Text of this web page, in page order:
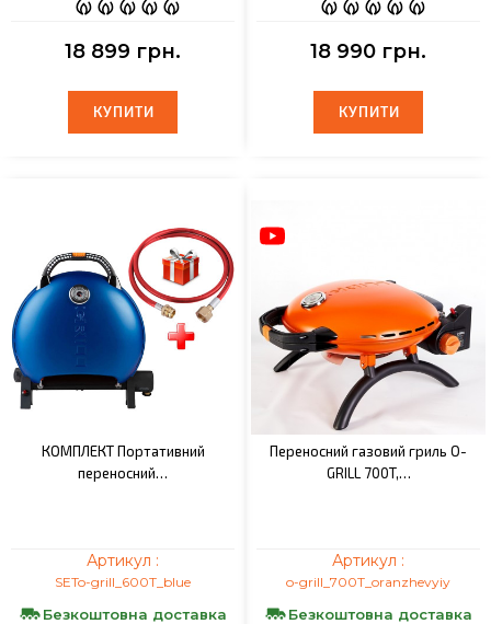
18 899 грн.
КУПИТИ
КУПИТИ
18 990 грн.
КУПИТИ
КУПИТИ
КОМПЛЕКТ Портативний
переносний…
Артикул :
SETo-grill_600T_blue
Безкоштовна доставка
Переносний газовий гриль O-
GRILL 700T,…
Артикул :
o-grill_700T_oranzhevyiy
Безкоштовна доставка